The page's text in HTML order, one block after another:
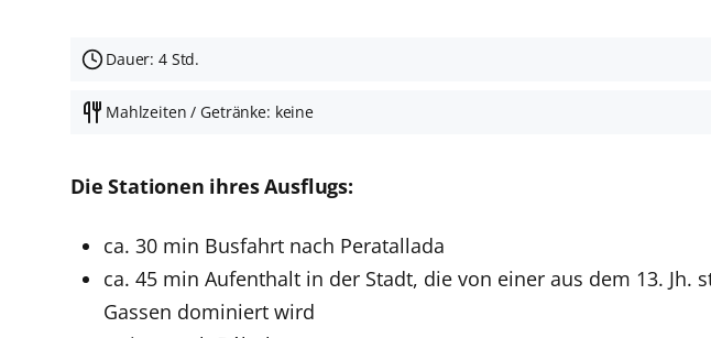
Dauer: 4 Std.
Mahlzeiten / Getränke: keine
Die Stationen ihres Ausflugs:
ca. 30 min Busfahrt nach Peratallada
ca. 45 min Aufenthalt in der Stadt, die von einer aus dem 13.
Gassen dominiert wird